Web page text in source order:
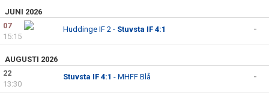
JUNI 2026
07
15:15
Huddinge IF 2 - Stuvsta IF 4:1 -
AUGUSTI 2026
22
13:30
Stuvsta IF 4:1 - MHFF Blå -